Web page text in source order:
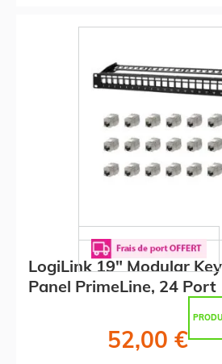
LogiLink 19" Modular
Panel PrimeLine, 24 Port
52,00 €